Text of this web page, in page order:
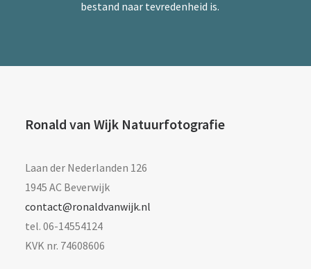
bestand naar tevredenheid is.
Ronald van Wijk Natuurfotografie
Laan der Nederlanden 126
1945 AC Beverwijk
contact@ronaldvanwijk.nl
tel. 06-14554124
KVK nr. 74608606